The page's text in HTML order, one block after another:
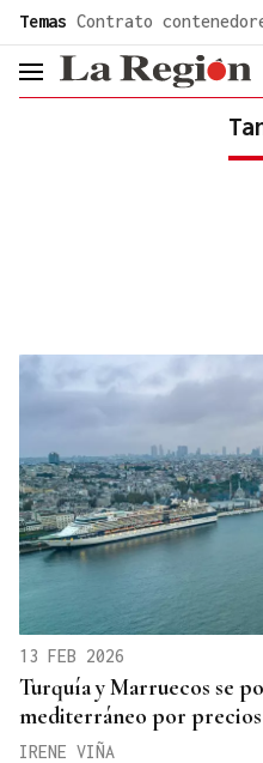
Temas Contrato
header.menu.open
13 FEB 2026
Turquía y Marruecos se
mediterráneo por precios
IRENE VIÑA